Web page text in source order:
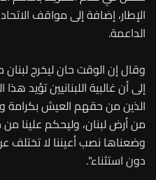
الإطار، إضافة إلى مواقف
الداعمة.
وقال إن الوقت حان ليخرج
إلى أن غالبية اللبنانيين تؤيد
الذين من حقهم العيش بكرامة
من أرض لبنان، وليحكم علينا من
وضعناها نصب أعيننا لا تختلف
دون استثناء".